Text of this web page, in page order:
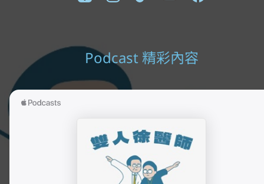
Podcast 精彩內容